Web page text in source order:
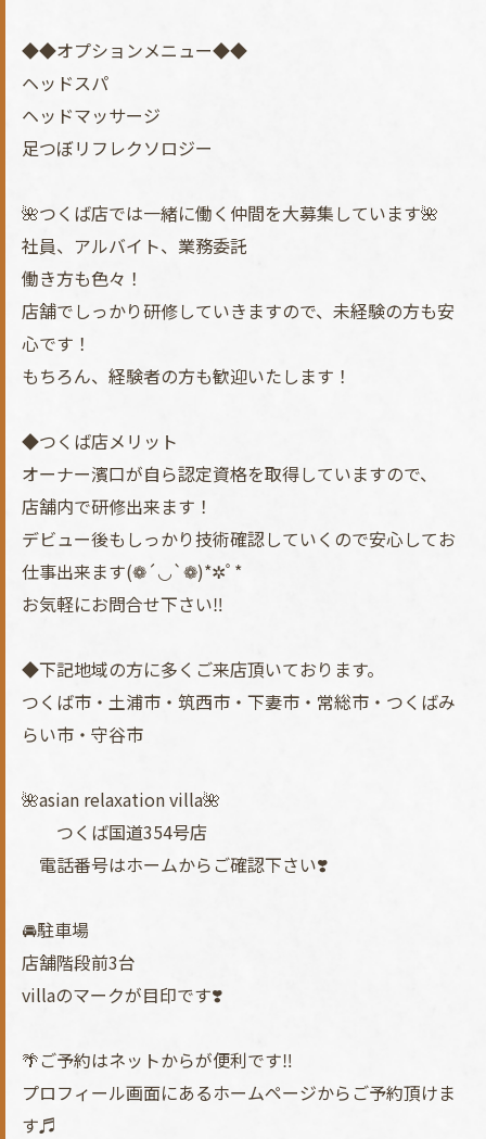
◆◆オプションメニュー◆◆
ヘッドスパ
ヘッドマッサージ
足つぼリフレクソロジー
🌺つくば店では一緒に働く仲間を大募集しています🌺
社員、アルバイト、業務委託
働き方も色々！
店舗でしっかり研修していきますので、未経験の方も安
心です！
もちろん、経験者の方も歓迎いたします！
◆つくば店メリット
オーナー濱口が自ら認定資格を取得していますので、
店舗内で研修出来ます！
デビュー後もしっかり技術確認していくので安心してお
仕事出来ます(❁´◡`❁)*✲ﾟ*
お気軽にお問合せ下さい‼︎
◆下記地域の方に多くご来店頂いております。
つくば市・土浦市・筑西市・下妻市・常総市・つくばみ
らい市・守谷市
🌺asian relaxation villa🌺
つくば国道354号店
電話番号はホームからご確認下さい❣️
🚘駐車場
店舗階段前3台
villaのマークが目印です❣️
🌴ご予約はネットからが便利です‼︎
プロフィール画面にあるホームページからご予約頂けま
す♬